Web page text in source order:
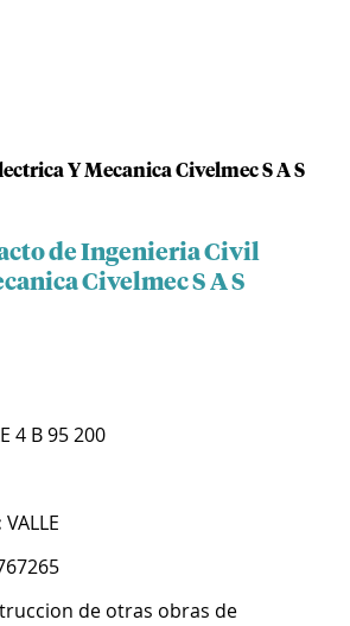
Y Mecanica Civelmec S A S
de Ingenieria Civil
Civelmec S A S
4 B 95 200
VALLE
de otras obras de